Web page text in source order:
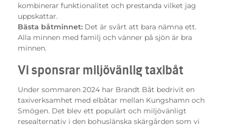
kombinerar funktionalitet och prestanda vilket jag
uppskattar.
Bästa båtminnet: Det är svårt att bara nämna ett.
Alla minnen med familj och vänner på sjön är bra
minnen.
Vi sponsrar miljövänlig taxibåt
Under sommaren 2024 har Brandt Båt bedrivit en
taxiverksamhet med elbåtar mellan Kungshamn och
Smögen. Det blev ett populärt och miljövänligt
resealternativ i den bohuslänska skärgården som vi